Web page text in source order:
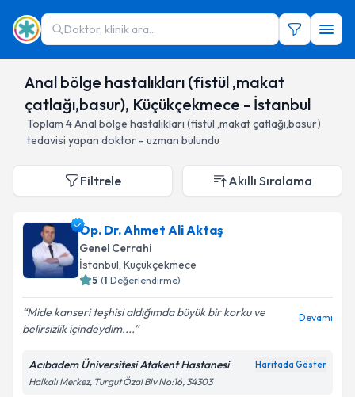
Doktor, klinik ara...
Anal bölge hastalıkları (fistül ,makat
çatlağı,basur), Küçükçekmece - İstanbul
Toplam 4Anal bölge hastalıkları (fistül ,makat çatlağı,basur)
tedavisi yapan doktor - uzman bulundu
Filtrele Akıllı Sıralama
Op. Dr. Ahmet Ali Aktaş
Genel Cerrahi
İstanbul, Küçükçekmece
5 (1 Değerlendirme)
Mide kanseri teşhisi aldığımda büyük bir korku ve
belirsizlik içindeydim....
Devamı
Acıbadem Üniversitesi Atakent Hastanesi Haritada Göster
Halkalı Merkez, Turgut Özal Blv No:16, 34303